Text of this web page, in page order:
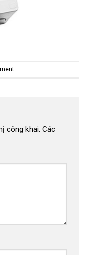
.
công khai. Các